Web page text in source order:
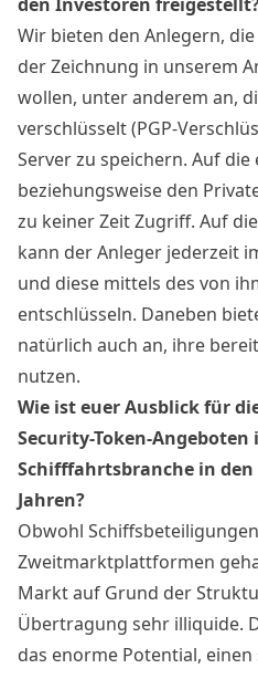
Wir bieten den Anlegern,
der Zeichnung in unserem
wollen, unter anderem an,
verschlüsselt (PGP-
Server zu speichern. Auf
beziehungsweise den
zu keiner Zeit Zugriff. Auf
kann der Anleger jederzeit
und diese mittels des von
entschlüsseln. Daneben
natürlich auch an, ihre
nutzen.
Wie ist euer Ausblick für
Security-Token-Angeboten
Schifffahrtsbranche in
Jahren?
Obwohl
Zweitmarktplattformen
Markt auf Grund der
Übertragung sehr illiquide.
das enorme Potential,